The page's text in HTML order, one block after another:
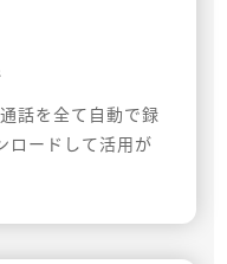
話を全て自動で録
ロードして活用が